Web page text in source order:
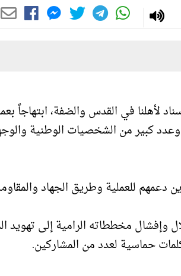
في القدس والضفة، ابتهاجاً
كبير من الشخصيات الوطنية
للعملية وطريق الجهاد
وإفشال مخططاته الرامية إلى تهويد
حماسية لعدد من المشاركين.